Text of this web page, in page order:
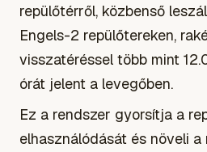
repülőtérről, közbenső
Engels-2 repülőtereken,
visszatéréssel több mint
órát jelent a levegőben.
Ez a rendszer gyorsítja a
elhasználódását és növeli